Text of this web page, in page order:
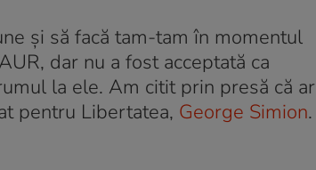
și să facă tam-tam în momentul
dar nu a fost acceptată ca
la ele. Am citit prin presă că ar
pentru Libertatea, George Simion.